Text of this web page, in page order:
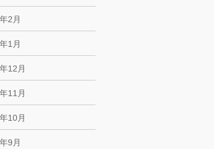
2月
1月
12月
11月
10月
9月